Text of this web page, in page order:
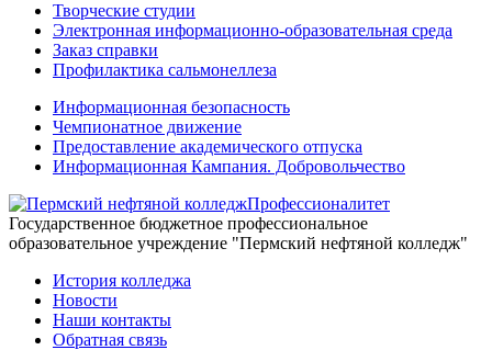
Творческие студии
Электронная информационно-образовательная среда
Заказ справки
Профилактика сальмонеллеза
Информационная безопасность
Чемпионатное движение
Предоставление академического отпуска
Информационная Кампания. Добровольчество
Профессионалитет
Государственное бюджетное профессиональное
образовательное учреждение "Пермский нефтяной колледж"
История колледжа
Новости
Наши контакты
Обратная связь